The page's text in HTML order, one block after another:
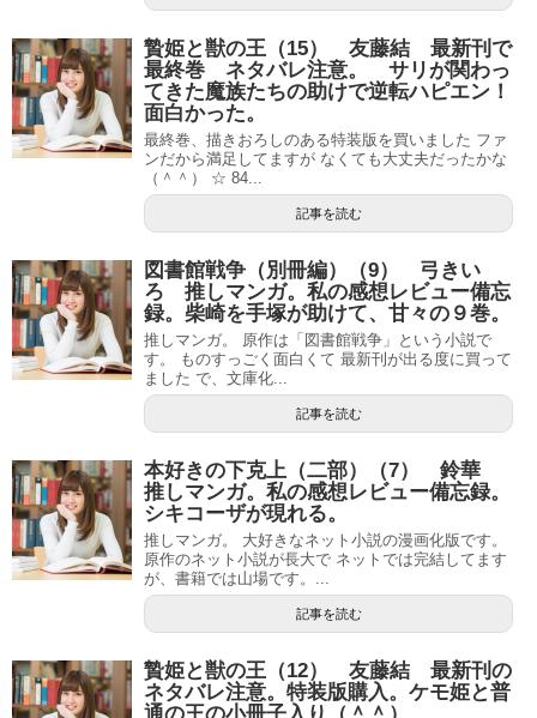
贄姫と獣の王（15） 友藤結 最新刊で
最終巻 ネタバレ注意。 サリが関わっ
てきた魔族たちの助けで逆転ハピエン！
面白かった。
最終巻、描きおろしのある特装版を買いました ファ
ンだから満足してますが なくても大丈夫だったかな
（＾＾） ☆ 84...
記事を読む
図書館戦争（別冊編）（9） 弓きい
ろ 推しマンガ。私の感想レビュー備忘
録。柴崎を手塚が助けて、甘々の９巻。
推しマンガ。 原作は「図書館戦争」という小説で
す。 ものすっごく面白くて 最新刊が出る度に買って
ました で、文庫化...
記事を読む
本好きの下克上（二部）（7） 鈴華
推しマンガ。私の感想レビュー備忘録。
シキコーザが現れる。
推しマンガ。 大好きなネット小説の漫画化版です。
原作のネット小説が長大で ネットでは完結してます
が、書籍では山場です。...
記事を読む
贄姫と獣の王（12） 友藤結 最新刊の
ネタバレ注意。特装版購入。ケモ姫と普